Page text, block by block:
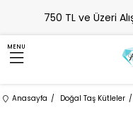
750 TL ve Üzeri
MENU
Anasayfa Doğal Taş Kütleler